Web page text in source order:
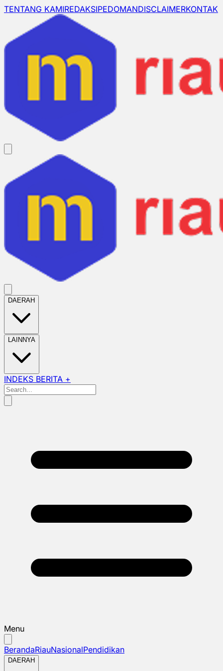
TENTANG KAMIREDAKSIPEDOMANDISCLAIMERKONTAK
DAERAH
LAINNYA
INDEKS BERITA +
Menu
BerandaRiauNasionalPendidikan
DAERAH